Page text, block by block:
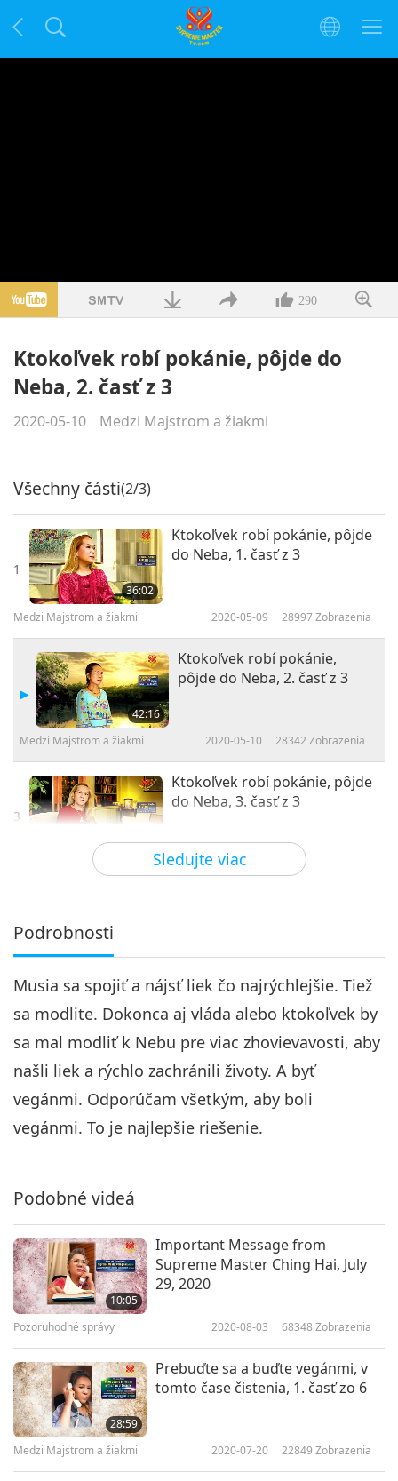
290
Ktokoľvek robí pokánie, pôjde do
Neba, 2. časť z 3
2020-05-10 Medzi Majstrom a žiakmi
Sledujte viac
Všechny části(2/3)
1
36:02
Ktokoľvek robí pokánie, pôjde
do Neba, 1. časť z 3
Medzi Majstrom a žiakmi 2020-05-09 28997Zobrazenia
42:16
Ktokoľvek robí pokánie,
pôjde do Neba, 2. časť z 3
Medzi Majstrom a žiakmi 2020-05-10 28342 Zobrazenia
3
Ktokoľvek robí pokánie, pôjde
do Neba, 3. časť z 3
Medzi Majstrom a žiakmi 2020-05-11 25942
Podrobnosti
Musia sa spojiť a nájsť liek čo najrýchlejšie. Tiež
sa modlite. Dokonca aj vláda alebo ktokoľvek by
sa mal modliť k Nebu pre viac zhovievavosti, aby
našli liek a rýchlo zachránili životy. A byť
vegánmi. Odporúčam všetkým, aby boli
vegánmi. To je najlepšie riešenie.
Podobné videá
10:05
Important Message from
Supreme Master Ching Hai, July
29, 2020
Pozoruhodné správy 2020-08-03 68348 Zobrazenia
28:59
Prebuďte sa a buďte vegánmi, v
tomto čase čistenia, 1. časť zo 6
Medzi Majstrom a žiakmi 2020-07-20 22849 Zobrazenia